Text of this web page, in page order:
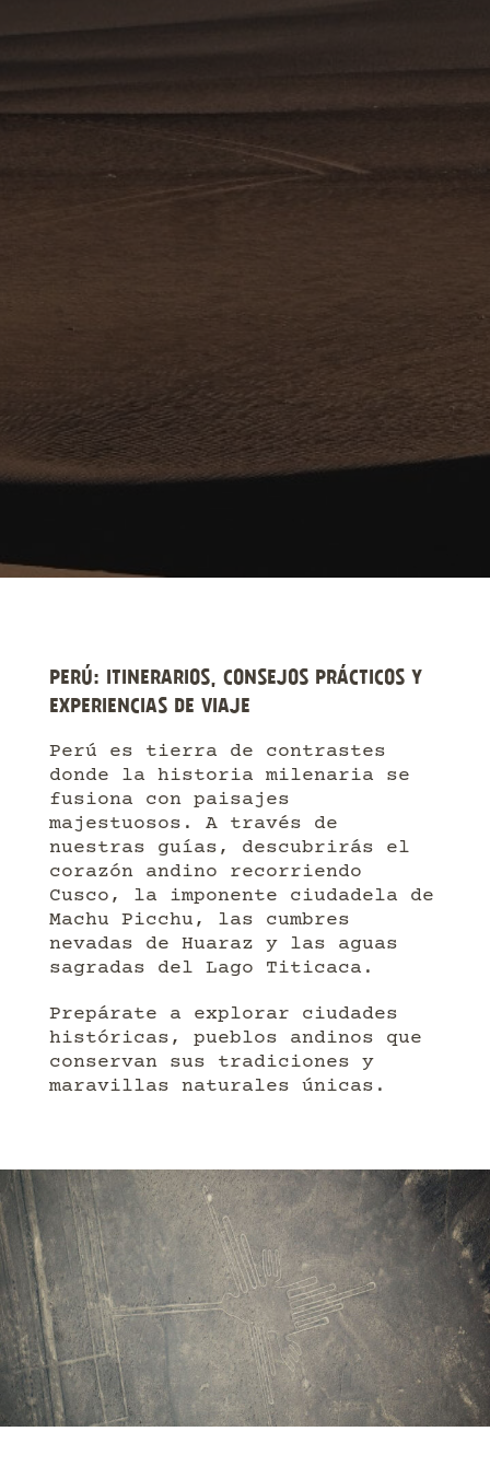
PERÚ: ITINERARIOS, CONSEJOS PRÁCTICOS Y
EXPERIENCIAS DE VIAJE
Perú es tierra de contrastes
donde la historia milenaria se
fusiona con paisajes
majestuosos. A través de
nuestras guías, descubrirás el
corazón andino recorriendo
Cusco, la imponente ciudadela de
Machu Picchu, las cumbres
nevadas de Huaraz y las aguas
sagradas del Lago Titicaca.
Prepárate a explorar ciudades
históricas, pueblos andinos que
conservan sus tradiciones y
maravillas naturales únicas.